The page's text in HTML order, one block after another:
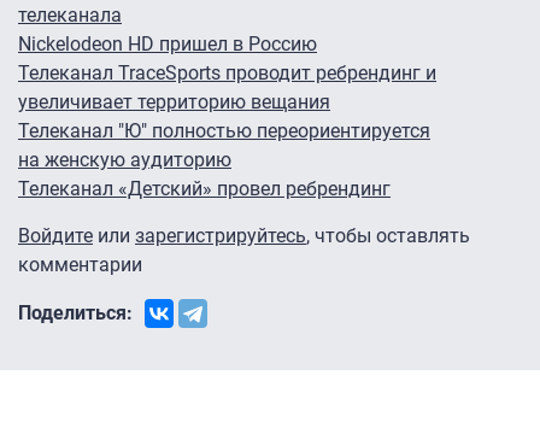
телеканала
Nickelodeon HD пришел в Россию
Телеканал TraceSports проводит ребрендинг и
увеличивает территорию вещания
Телеканал "Ю" полностью переориентируется
на женскую аудиторию
Телеканал «Детский» провел ребрендинг
Войдите или зарегистрируйтесь, чтобы оставлять
комментарии
Поделиться: